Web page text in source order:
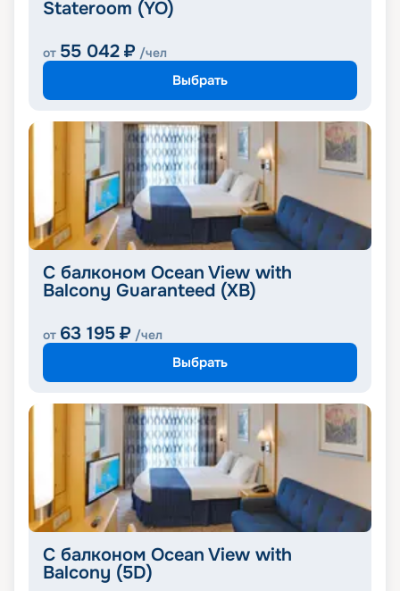
Stateroom (YO)
от 55 042 ₽ /чел
Выбрать
С балконом Ocean View with
Balcony Guaranteed (XB)
от 63 195 ₽ /чел
Выбрать
С балконом Ocean View with
Balcony (5D)